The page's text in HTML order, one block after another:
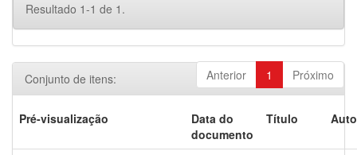
Resultado 1-1 de 1.
Anterior 1 Próximo
Conjunto de itens:
Pré-visualização
Data do
documento
Título